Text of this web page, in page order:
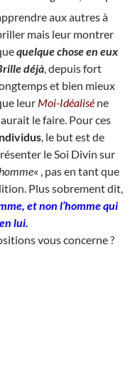
aux autres à
mais leur montrer
quelque chose en eux
déjà , depuis fort
et bien mieux
leur Moi-Idéalisé ne
le faire. Pour ces
, le but est de
le Soi Divin sur
« , pas en tant que
Plus sobrement dit,
et non l’homme qui
lui.
vous concerne ?